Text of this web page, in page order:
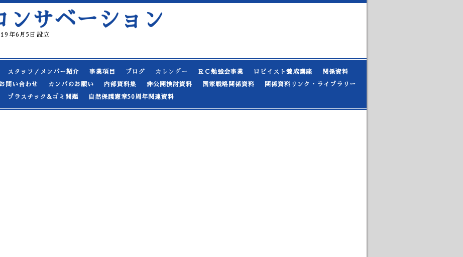
ンサベーション
年6月5日設立
スタッフ／メンバー紹介 事業項目 ブログ カレンダー ＲＣ勉強会事業 ロビイスト養成講座 関係資料
問い合わせ カンパのお願い 内部資料集 非公開検討資料 国家戦略関係資料 関係資料リンク・ライブラリー
プラスチック&ゴミ問題 自然保護憲章50周年関連資料